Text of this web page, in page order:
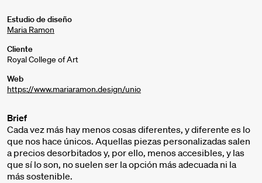
Estudio de diseño
Maria Ramon
Cliente
Royal College of Art
Web
https://www.mariaramon.design/unio
Brief
Cada vez más hay menos cosas diferentes, y diferente es lo
que nos hace únicos. Aquellas piezas personalizadas salen
a precios desorbitados y, por ello, menos accesibles, y las
que sí lo son, no suelen ser la opción más adecuada ni la
más sostenible.